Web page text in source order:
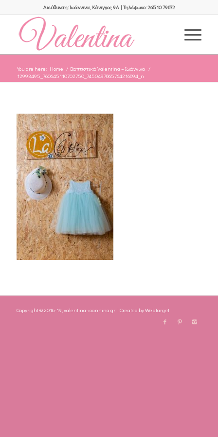
Διεύθυνση: Ιωάννινα, Κάνιγγος 9Α | Τηλέφωνο: 26510 79872
You are here: Home / Βαπτιστικά Valentina – Ιωάννινα /
12993495_760645110702750_7450497865764216894_n
Copyright © 2016-19, valentina-ioannina.gr | Created byWebTarget